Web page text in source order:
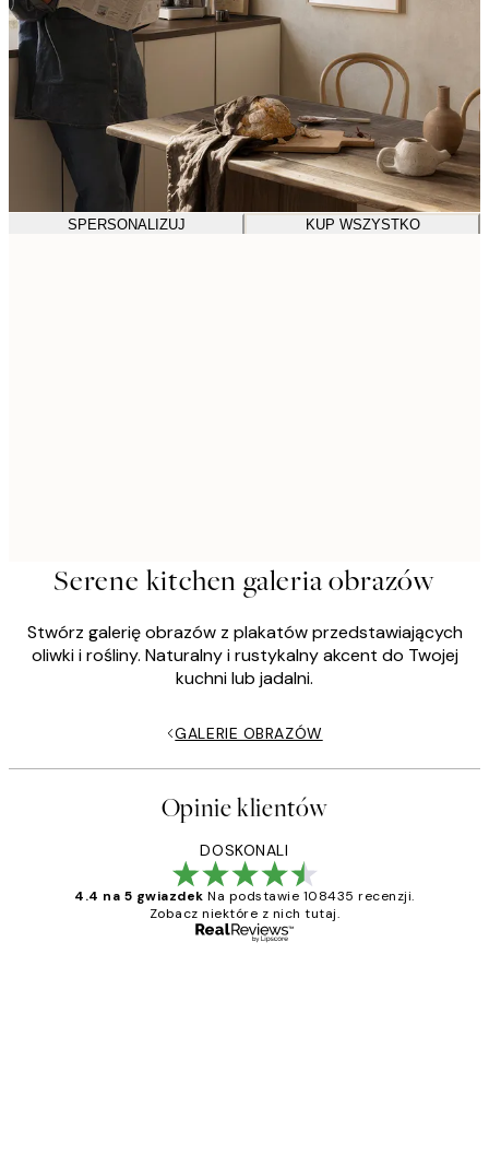
SPERSONALIZUJ KUP WSZYSTKO
Serene kitchen galeria obrazów
Stwórz galerię obrazów z plakatów przedstawiających
oliwki i rośliny. Naturalny i rustykalny akcent do Twojej
kuchni lub jadalni.
GALERIE OBRAZÓW
Opinie klientów
DOSKONALI
4.4 na 5 gwiazdek Na podstawie 108435 recenzji.
Zobacz niektóre z nich tutaj.